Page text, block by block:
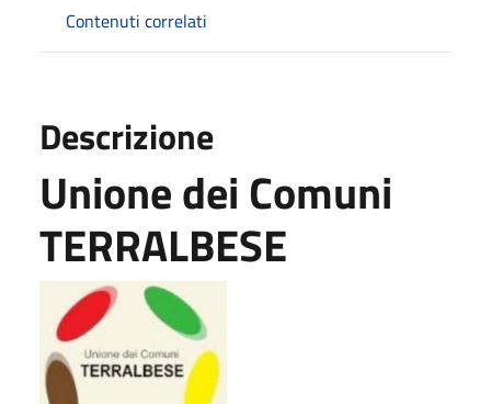
Contenuti correlati
Descrizione
Unione dei Comuni
TERRALBESE